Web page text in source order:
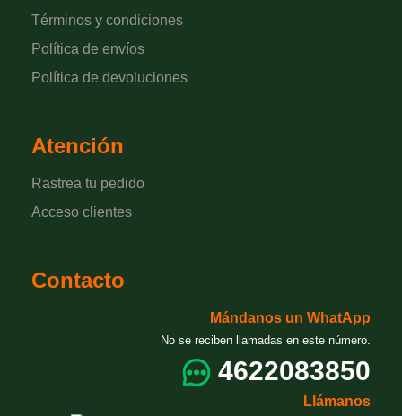
Términos y condiciones
Política de envíos
Política de devoluciones
Atención
Rastrea tu pedido
Acceso clientes
Contacto
Mándanos un WhatApp
No se reciben llamadas en este número.
4622083850
Llámanos